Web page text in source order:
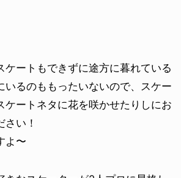
ケートもできずに途方に暮れている
いるのももったいないので、スケー
ケートネタに花を咲かせたりしにお
さい！
よ〜